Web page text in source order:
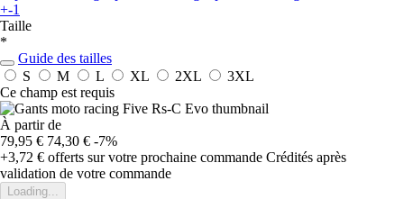
+-1
Taille
*
Guide des tailles
S
M L XL 2XL
3XL
Ce champ est requis
À partir de
79,95 € 74,30 € -7%
+3,72 € offerts sur votre prochaine commande Crédités après
validation de votre commande
Loading...